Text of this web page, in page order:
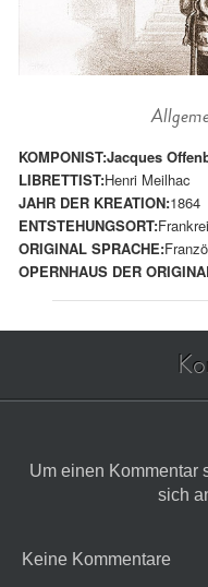
KOMPONIST:Jacques
LIBRETTIST:Henri Meilhac
JAHR DER KREATION:1864
ENTSTEHUNGSORT:
ORIGINAL SPRACHE:
OPERNHAUS DER
Um einen Kommentar
sich
Keine Kommentare